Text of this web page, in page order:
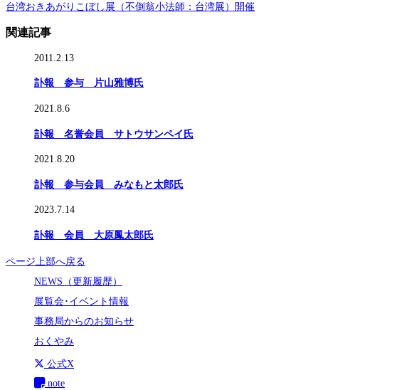
台湾おきあがりこぼし展（不倒翁小法師：台湾展）開催
関連記事
2011.2.13
訃報 参与 片山雅博氏
2021.8.6
訃報 名誉会員 サトウサンペイ氏
2021.8.20
訃報 参与会員 みなもと太郎氏
2023.7.14
訃報 会員 大原鳳太郎氏
ページ上部へ戻る
NEWS（更新履歴）
展覧会･イベント情報
事務局からのお知らせ
おくやみ
公式X
note